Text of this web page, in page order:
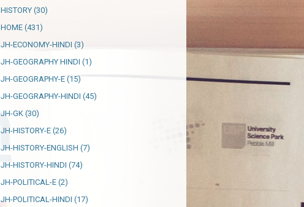
HISTORY (30)
HOME (431)
JH-ECONOMY-HINDI (3)
JH-GEOGRAPHY HINDI (1)
JH-GEOGRAPHY-E (15)
JH-GEOGRAPHY-HINDI (45)
JH-GK (30)
JH-HISTORY-E (26)
JH-HISTORY-ENGLISH (7)
JH-HISTORY-HINDI (74)
JH-POLITICAL-E (2)
JH-POLITICAL-HINDI (17)